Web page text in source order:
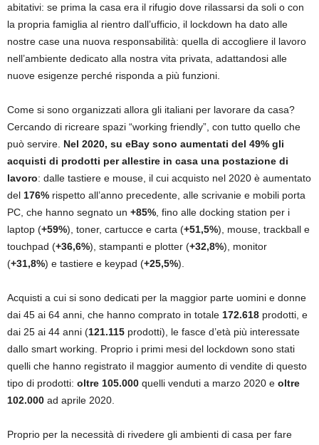
abitativi: se prima la casa era il rifugio dove rilassarsi da soli o con
la propria famiglia al rientro dall’ufficio, il lockdown ha dato alle
nostre case una nuova responsabilità: quella di accogliere il lavoro
nell’ambiente dedicato alla nostra vita privata, adattandosi alle
nuove esigenze perché risponda a più funzioni.
Come si sono organizzati allora gli italiani per lavorare da casa?
Cercando di ricreare spazi “working friendly”, con tutto quello che
può servire. Nel 2020, su eBay sono aumentati del 49% gli
acquisti di prodotti per allestire in casa una postazione di
lavoro: dalle tastiere e mouse, il cui acquisto nel 2020 è aumentato
del 176% rispetto all’anno precedente, alle scrivanie e mobili porta
PC, che hanno segnato un +85% , fino alle docking station per i
laptop (+59%), toner, cartucce e carta (+51,5%), mouse, trackball e
touchpad (+36,6%), stampanti e plotter (+32,8%),
monitor
(+31,8%) e tastiere e keypad (+25,5%).
Acquisti a cui si sono dedicati per la maggior parte uomini e donne
dai 45 ai 64 anni, che hanno comprato in totale 172.618 prodotti, e
dai 25 ai 44 anni (121.115 prodotti), le fasce d’età più interessate
dallo smart working. Proprio i primi mesi del lockdown sono stati
quelli che hanno registrato il maggior aumento di vendite di questo
tipo di prodotti: oltre 105.000 quelli venduti a marzo 2020 e oltre
102.000 ad aprile 2020.
Proprio per la necessità di rivedere gli ambienti di casa per fare